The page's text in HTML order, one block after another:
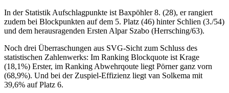
In der Statistik Aufschlagpunkte ist Baxpöhler 8. (28), er rangiert
zudem bei Blockpunkten auf dem 5. Platz (46) hinter Schlien (3./54)
und dem herausragenden Ersten Alpar Szabo (Herrsching/63).
Noch drei Überraschungen aus SVG-Sicht zum Schluss des
statistischen Zahlenwerks: Im Ranking Blockquote ist Krage
(18,1%) Erster, im Ranking Abwehrqoute liegt Pörner ganz vorn
(68,9%). Und bei der Zuspiel-Effizienz liegt van Solkema mit
39,6% auf Platz 6.